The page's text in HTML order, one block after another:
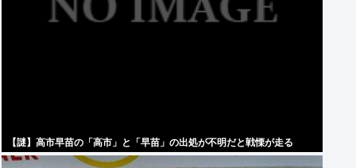
【謎】高市早苗の「高市」と「早苗」の出処が不明だと戦慄が走る